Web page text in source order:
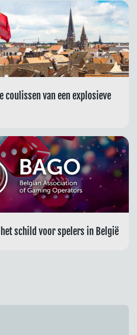
coulissen van een explosieve
het schild voor spelers in België